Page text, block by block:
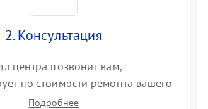
2. Консультация
центра позвонит вам,
по стоимости ремонта вашего
а также ответит на все
Подробнее